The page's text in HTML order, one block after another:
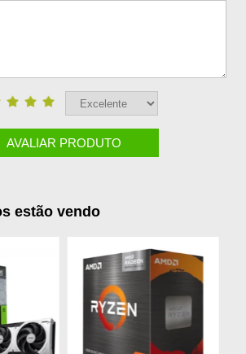
AVALIAR PRODUTO
estão vendo